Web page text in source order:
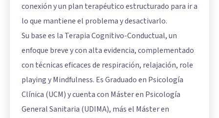
conexión y un plan terapéutico estructurado para ir a
lo que mantiene el problema y desactivarlo.
Su base es la Terapia Cognitivo-Conductual, un
enfoque breve y con alta evidencia, complementado
con técnicas eficaces de respiración, relajación, role
playing y Mindfulness. Es Graduado en Psicología
Clínica (UCM) y cuenta con Máster en Psicología
General Sanitaria (UDIMA), más el Máster en